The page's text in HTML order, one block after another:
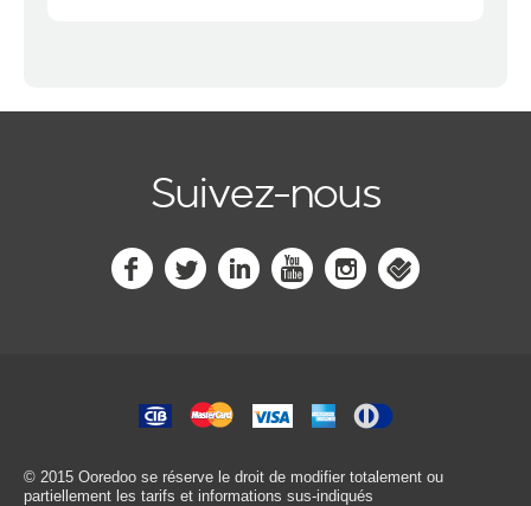
Suivez-nous
© 2015 Ooredoo se réserve le droit de modifier totalement ou
partiellement les tarifs et informations sus-indiqués